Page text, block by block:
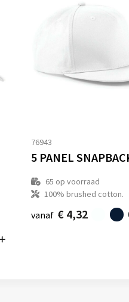
76943
65 op voorraad
100% brushed cotton.
vanaf € 4,32